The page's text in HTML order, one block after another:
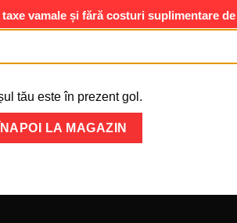
vamale și fără costuri suplimentare
tău este în prezent gol.
ÎNAPOI LA MAGAZIN